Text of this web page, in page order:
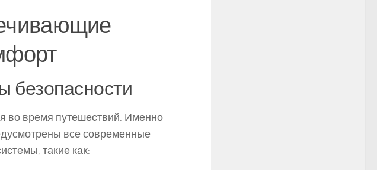
безопасности
во время путешествий. Именно
все современные
такие как: